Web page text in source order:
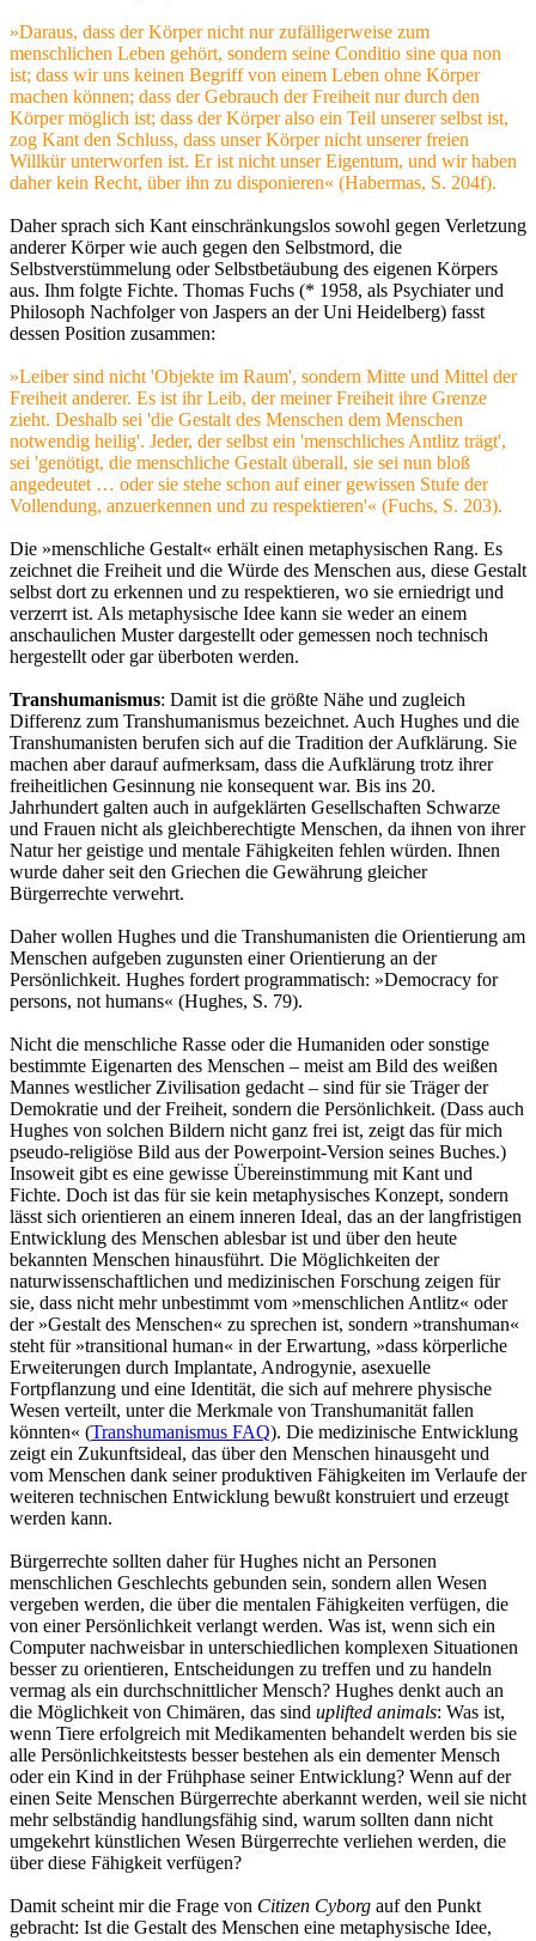
»Daraus, dass der Körper nicht nur zufälligerweise zum
menschlichen Leben gehört, sondern seine Conditio sine qua non
ist; dass wir uns keinen Begriff von einem Leben ohne Körper
machen können; dass der Gebrauch der Freiheit nur durch den
Körper möglich ist; dass der Körper also ein Teil unserer selbst ist,
zog Kant den Schluss, dass unser Körper nicht unserer freien
Willkür unterworfen ist. Er ist nicht unser Eigentum, und wir haben
daher kein Recht, über ihn zu disponieren« (Habermas, S. 204f).
Daher sprach sich Kant einschränkungslos sowohl gegen Verletzung
anderer Körper wie auch gegen den Selbstmord, die
Selbstverstümmelung oder Selbstbetäubung des eigenen Körpers
aus. Ihm folgte Fichte. Thomas Fuchs (* 1958, als Psychiater und
Philosoph Nachfolger von Jaspers an der Uni Heidelberg) fasst
dessen Position zusammen:
»Leiber sind nicht 'Objekte im Raum', sondern Mitte und Mittel der
Freiheit anderer. Es ist ihr Leib, der meiner Freiheit ihre Grenze
zieht. Deshalb sei 'die Gestalt des Menschen dem Menschen
notwendig heilig'. Jeder, der selbst ein 'menschliches Antlitz trägt',
sei 'genötigt, die menschliche Gestalt überall, sie sei nun bloß
angedeutet … oder sie stehe schon auf einer gewissen Stufe der
Vollendung, anzuerkennen und zu respektieren'« (Fuchs, S. 203).
Die »menschliche Gestalt« erhält einen metaphysischen Rang. Es
zeichnet die Freiheit und die Würde des Menschen aus, diese Gestalt
selbst dort zu erkennen und zu respektieren, wo sie erniedrigt und
verzerrt ist. Als metaphysische Idee kann sie weder an einem
anschaulichen Muster dargestellt oder gemessen noch technisch
hergestellt oder gar überboten werden.
Transhumanismus: Damit ist die größte Nähe und zugleich
Differenz zum Transhumanismus bezeichnet. Auch Hughes und die
Transhumanisten berufen sich auf die Tradition der Aufklärung. Sie
machen aber darauf aufmerksam, dass die Aufklärung trotz ihrer
freiheitlichen Gesinnung nie konsequent war. Bis ins 20.
Jahrhundert galten auch in aufgeklärten Gesellschaften Schwarze
und Frauen nicht als gleichberechtigte Menschen, da ihnen von ihrer
Natur her geistige und mentale Fähigkeiten fehlen würden. Ihnen
wurde daher seit den Griechen die Gewährung gleicher
Bürgerrechte verwehrt.
Daher wollen Hughes und die Transhumanisten die Orientierung am
Menschen aufgeben zugunsten einer Orientierung an der
Persönlichkeit. Hughes fordert programmatisch: »Democracy for
persons, not humans« (Hughes, S. 79).
Nicht die menschliche Rasse oder die Humaniden oder sonstige
bestimmte Eigenarten des Menschen – meist am Bild des weißen
Mannes westlicher Zivilisation gedacht – sind für sie Träger der
Demokratie und der Freiheit, sondern die Persönlichkeit. (Dass auch
Hughes von solchen Bildern nicht ganz frei ist, zeigt das für mich
pseudo-religiöse Bild aus der Powerpoint-Version seines Buches.)
Insoweit gibt es eine gewisse Übereinstimmung mit Kant und
Fichte. Doch ist das für sie kein metaphysisches Konzept, sondern
lässt sich orientieren an einem inneren Ideal, das an der langfristigen
Entwicklung des Menschen ablesbar ist und über den heute
bekannten Menschen hinausführt. Die Möglichkeiten der
naturwissenschaftlichen und medizinischen Forschung zeigen für
sie, dass nicht mehr unbestimmt vom »menschlichen Antlitz« oder
der »Gestalt des Menschen« zu sprechen ist, sondern »transhuman«
steht für »transitional human« in der Erwartung, »dass körperliche
Erweiterungen durch Implantate, Androgynie, asexuelle
Fortpflanzung und eine Identität, die sich auf mehrere physische
Wesen verteilt, unter die Merkmale von Transhumanität fallen
könnten« (Transhumanismus FAQ). Die medizinische Entwicklung
zeigt ein Zukunftsideal, das über den Menschen hinausgeht und
vom Menschen dank seiner produktiven Fähigkeiten im Verlaufe der
weiteren technischen Entwicklung bewußt konstruiert und erzeugt
werden kann.
Bürgerrechte sollten daher für Hughes nicht an Personen
menschlichen Geschlechts gebunden sein, sondern allen Wesen
vergeben werden, die über die mentalen Fähigkeiten verfügen, die
von einer Persönlichkeit verlangt werden. Was ist, wenn sich ein
Computer nachweisbar in unterschiedlichen komplexen Situationen
besser zu orientieren, Entscheidungen zu treffen und zu handeln
vermag als ein durchschnittlicher Mensch? Hughes denkt auch an
die Möglichkeit von Chimären, das sind uplifted animals: Was ist,
wenn Tiere erfolgreich mit Medikamenten behandelt werden bis sie
alle Persönlichkeitstests besser bestehen als ein dementer Mensch
oder ein Kind in der Frühphase seiner Entwicklung? Wenn auf der
einen Seite Menschen Bürgerrechte aberkannt werden, weil sie nicht
mehr selbständig handlungsfähig sind, warum sollten dann nicht
umgekehrt künstlichen Wesen Bürgerrechte verliehen werden, die
über diese Fähigkeit verfügen?
Damit scheint mir die Frage von Citizen Cyborg auf den Punkt
gebracht: Ist die Gestalt des Menschen eine metaphysische Idee,